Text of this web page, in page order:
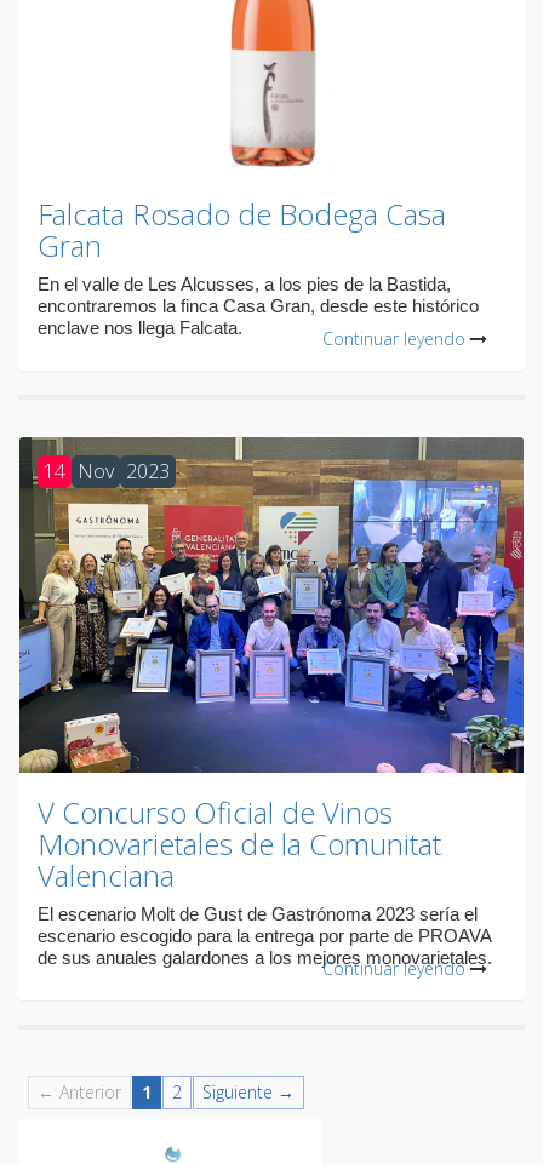
Falcata Rosado de Bodega Casa
Gran
En el valle de Les Alcusses, a los pies de la Bastida,
encontraremos la finca Casa Gran, desde este histórico
enclave nos llega Falcata.
Continuar leyendo
14 Nov 2023
V Concurso Oficial de Vinos
Monovarietales de la Comunitat
Valenciana
El escenario Molt de Gust de Gastrónoma 2023 sería el
escenario escogido para la entrega por parte de PROAVA
de sus anuales galardones a los mejores monovarietales.
Continuar leyendo
← Anterior 1 2 Siguiente →